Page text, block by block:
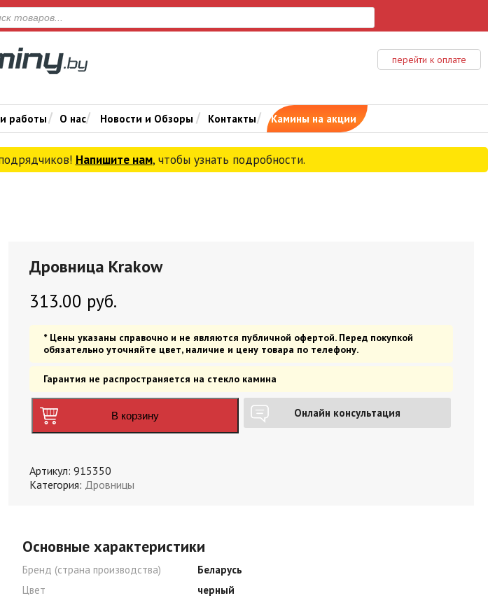
перейти к оплате
работы О нас Новости и Обзоры Контакты Камины на акции
Напишите нам, чтобы узнать подробности.
Дровница Krakow
313.00 руб.
* Цены указаны справочно и не являются публичной офертой. Перед покупкой
обязательно уточняйте цвет, наличие и цену товара по телефону.
Гарантия не распространяется на стекло камина
В корзину Онлайн консультация
Артикул: 915350
Категория: Дровницы
Основные характеристики
Бренд (страна производства)
Беларусь
Цвет
черный